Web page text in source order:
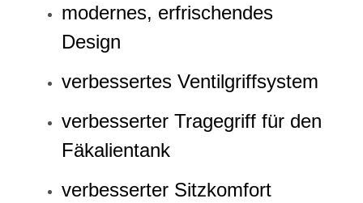
modernes, erfrischendes
Design
verbessertes Ventilgriffsystem
verbesserter Tragegriff für den
Fäkalientank
verbesserter Sitzkomfort